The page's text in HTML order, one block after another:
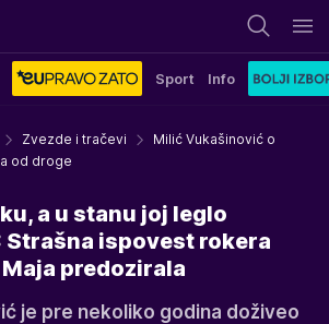
Sport Info
Zvezde i tračevi
Milić Vukašinović o
od droge
a u stanu joj leglo
Strašna ispovest rokera
predozirala
je pre nekoliko godina doživeo